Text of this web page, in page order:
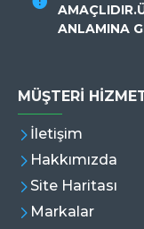
ANLAMINA
MÜŞTERI
İletişim
Hakkımızda
Site Haritası
Markalar